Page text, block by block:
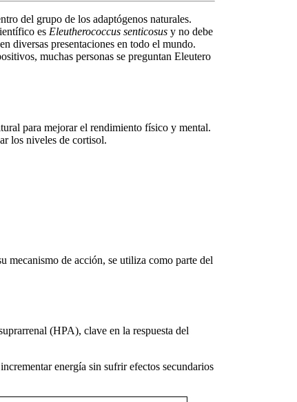
del grupo de los adaptógenos naturales.
es Eleutherococcus senticosusy no debe
diversas presentaciones en todo el mundo.
muchas personas se preguntan Eleutero
para mejorar el rendimiento físico y mental.
los niveles de cortisol.
mecanismo de acción, se utiliza como parte del
(HPA), clave en la respuesta del
energía sin sufrir efectos secundarios